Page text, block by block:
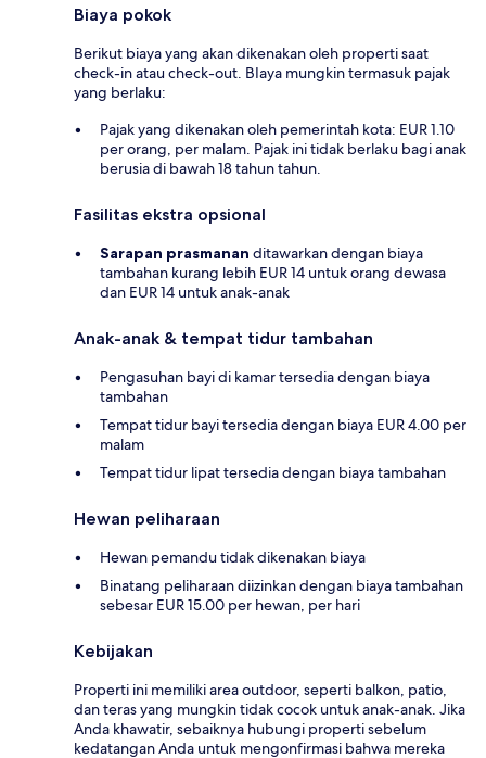
Biaya pokok
Berikut biaya yang akan dikenakan oleh properti saat
check-in atau check-out. BIaya mungkin termasuk pajak
yang berlaku:
Pajak yang dikenakan oleh pemerintah kota: EUR 1.10
per orang, per malam. Pajak ini tidak berlaku bagi anak
berusia di bawah 18 tahun tahun.
Fasilitas ekstra opsional
Sarapan prasmanan ditawarkan dengan biaya
tambahan kurang lebih EUR 14 untuk orang dewasa
dan EUR 14 untuk anak-anak
Anak-anak & tempat tidur tambahan
Pengasuhan bayi di kamar tersedia dengan biaya
tambahan
Tempat tidur bayi tersedia dengan biaya EUR 4.00 per
malam
Tempat tidur lipat tersedia dengan biaya tambahan
Hewan peliharaan
Hewan pemandu tidak dikenakan biaya
Binatang peliharaan diizinkan dengan biaya tambahan
sebesar EUR 15.00 per hewan, per hari
Kebijakan
Properti ini memiliki area outdoor, seperti balkon, patio,
dan teras yang mungkin tidak cocok untuk anak-anak. Jika
Anda khawatir, sebaiknya hubungi properti sebelum
kedatangan Anda untuk mengonfirmasi bahwa mereka